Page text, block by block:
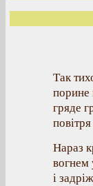
Так
порине
гряде
Нараз
вогнем
і